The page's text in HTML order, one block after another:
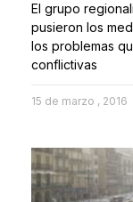
El grupo
pusieron los
los problemas
conflictivas
15 de marzo , 2016